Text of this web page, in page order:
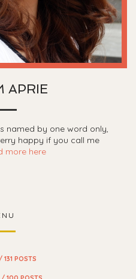
APRIE
named by one word only,
happy if you call me
more here
/ 131 POSTS